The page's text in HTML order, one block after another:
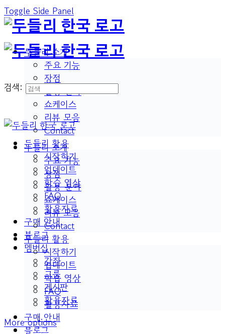
Toggle Side Panel
두들리 소개
주요 기능
장점
활용 분야
쇼케이스
리뷰 모음
Contact
두들리 활용
시작하기
업데이트
학습 영상
FAQ
활용자료
구매 안내
블로그
멤버십
강좌
그룹
게시판
활용자료
More options
검색:
두들리 소개
주요 기능
장점
활용 분야
쇼케이스
리뷰 모음
Contact
두들리 활용
시작하기
업데이트
학습 영상
FAQ
활용자료
구매 안내
블로그